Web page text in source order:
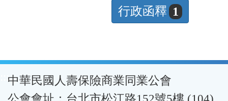
行政函釋 1
:::中華民國人壽保險商業同業公會